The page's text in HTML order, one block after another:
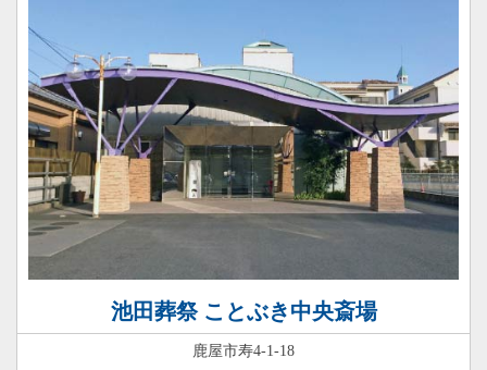
池田葬祭 ことぶき中央斎場
鹿屋市寿4-1-18